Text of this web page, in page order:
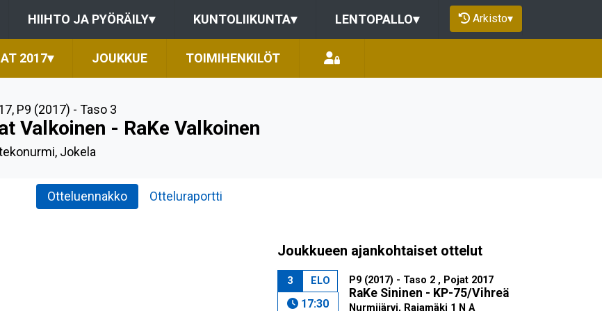
HIIHTO JA PYÖRÄILY▾ KUNTOLIIKUNTA▾ LENTOPALLO▾ Arkisto▾
2017▾ JOUKKUE TOIMIHENKILÖT
, P9 (2017) - Taso 3
Valkoinen - RaKe Valkoinen
Jokela
Otteluennakko Otteluraportti
Joukkueen ajankohtaiset ottelut
3 ELO
17:30
P9 (2017) - Taso 2 , Pojat 2017
RaKe Sininen - KP-75/Vihreä
Nurmijärvi, Rajamäki 1 N A